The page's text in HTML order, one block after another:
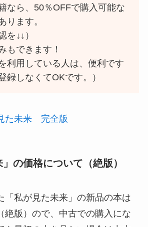
なら、50％OFFで購入可能な
ります。
を↓↓）
もできます！
利用している人は、便利です
録しなくてOKです。）
た未来 完全版
」の価格について（絶版）
「私が見た未来」の新品の本は
絶版）ので、中古での購入にな